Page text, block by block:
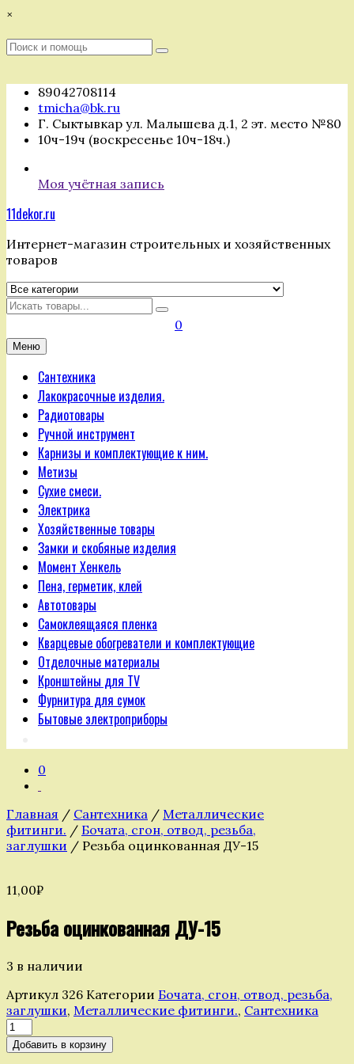
Перейти
содержимому
×
Поиск
Поиск
89042708114
tmicha@bk.ru
Г. Сыктывкар ул. Малышева д.1, 2 эт. место №80
10ч-19ч (воскресенье 10ч-18ч.)
Моя учётная запись
11dekor.ru
Интернет-магазин строительных и хозяйственных
товаров
Искать
0
Меню
Сантехника
Лакокрасочные изделия.
Радиотовары
Ручной инструмент
Карнизы и комплектующие к ним.
Метизы
Сухие смеси.
Электрика
Хозяйственные товары
Замки и скобяные изделия
Момент Хенкель
Пена, герметик, клей
Автотовары
Самоклеящаяся пленка
Кварцевые обогреватели и комплектующие
Отделочные материалы
Кронштейны для TV
Фурнитура для сумок
Бытовые электроприборы
0
Главная / Сантехника / Металлические
фитинги. / Бочата, сгон, отвод, резьба,
заглушки / Резьба оцинкованная ДУ-15
11,00₽
Резьба оцинкованная ДУ-15
3 в наличии
Артикул 326 Категории Бочата, сгон, отвод, резьба,
заглушки, Металлические фитинги., Сантехника
Количество
товара
Резьба
Добавить в корзину